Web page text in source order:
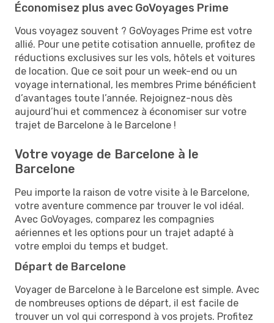
Économisez plus avec GoVoyages Prime
Vous voyagez souvent ? GoVoyages Prime est votre
allié. Pour une petite cotisation annuelle, profitez de
réductions exclusives sur les vols, hôtels et voitures
de location. Que ce soit pour un week-end ou un
voyage international, les membres Prime bénéficient
d’avantages toute l’année. Rejoignez-nous dès
aujourd’hui et commencez à économiser sur votre
trajet de Barcelone à le Barcelone !
Votre voyage de Barcelone à le
Barcelone
Peu importe la raison de votre visite à le Barcelone,
votre aventure commence par trouver le vol idéal.
Avec GoVoyages, comparez les compagnies
aériennes et les options pour un trajet adapté à
votre emploi du temps et budget.
Départ de Barcelone
Voyager de Barcelone à le Barcelone est simple. Avec
de nombreuses options de départ, il est facile de
trouver un vol qui correspond à vos projets. Profitez